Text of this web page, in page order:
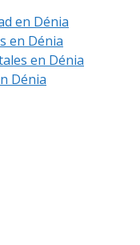
en Dénia
en Dénia
en Dénia
Dénia